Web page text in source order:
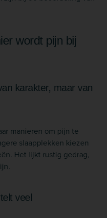
wordt pijn bij
karakter, maar van
manieren om pijn te
slaapplekken kiezen
Het lijkt rustig gedrag,
veel